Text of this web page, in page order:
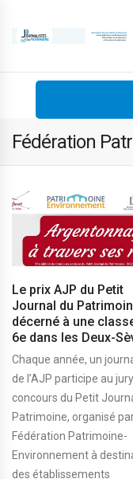
Fédération
Le prix AJP du Petit
Journal du
décerné à une
6e dans les Deux-
Chaque année, un
de l’AJP participe au
concours du Petit
Patrimoine, organisé
Fédération Patrimoine-
Environnement à
des établissements